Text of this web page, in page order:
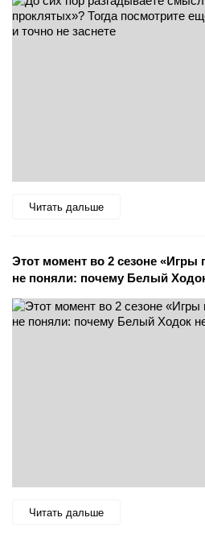
Читать дальше
Этот момент во 2 сезоне «Игры
не поняли: почему Белый
Читать дальше